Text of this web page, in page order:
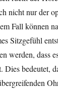
nicht nur der
Fall können
Sitzgefühl
werden, dass
Dies bedeutet,